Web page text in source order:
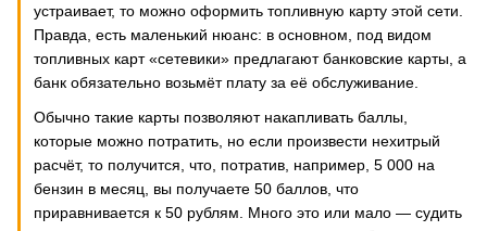
устраивает, то можно оформить топливную карту этой сети.
Правда, есть маленький нюанс: в основном, под видом
топливных карт «сетевики» предлагают банковские карты, а
банк обязательно возьмёт плату за её обслуживание.
Обычно такие карты позволяют накапливать баллы,
которые можно потратить, но если произвести нехитрый
расчёт, то получится, что, потратив, например, 5 000 на
бензин в месяц, вы получаете 50 баллов, что
приравнивается к 50 рублям. Много это или мало — судить